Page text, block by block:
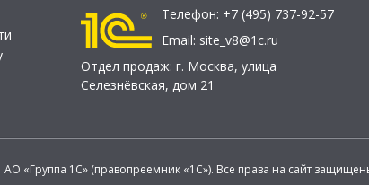
Телефон: +7 (495) 737-92-57
Email: site_v8@1c.ru
Отдел продаж: г. Москва, улица
Селезнёвская, дом 21
«Группа 1С» (правопреемник «1С»). Все права на сайт